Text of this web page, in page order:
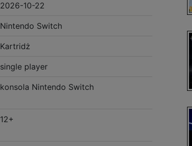
2026-10-22
Nintendo Switch
Kartridż
single player
konsola Nintendo Switch
12+